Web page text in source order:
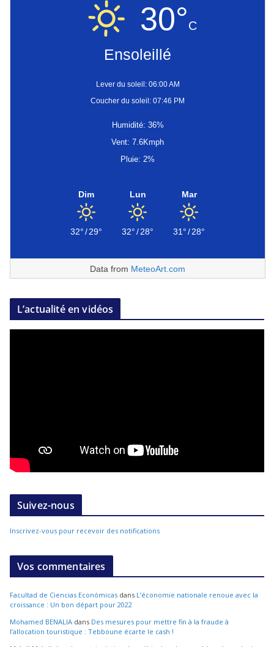
30°C
Ensoleillé
Lever du soleil: 06:00 AM
Coucher du soleil: 07:46 PM
Humidité: 36%
Vent: 7.6Kmph
Pluie: 2%
Dim
32°/29°
Lun
32°/28°
Mar
31°/28°
Data from MeteoArt.com
L’actualité en vidéos
Suivez-nous
Inscrivez-vous pour recevoir des notifications
Vos commentaires
Facultad de Ciencias Económicas dans L’économie nationale renoue avec la
croissance : Un bon départ pour 2022
Mohamed BENALIA dans Des mesures pour mettre fin à la fraude à
l’allocation touristique : Tebboune écarte le cash !